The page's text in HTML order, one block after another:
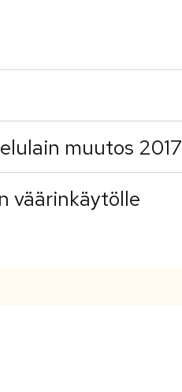
muutos 2017
väärinkäytölle